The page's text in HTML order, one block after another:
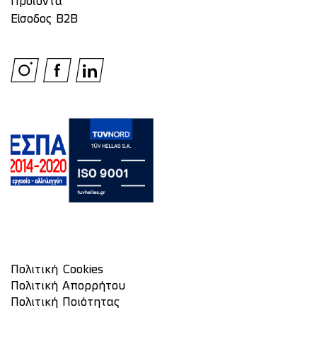
Προϊόντα
Είσοδος Β2Β
Πολιτική Cookies
Πολιτική Απορρήτου
Πολιτική Ποιότητας